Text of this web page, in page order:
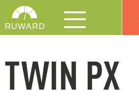
TWIN PX